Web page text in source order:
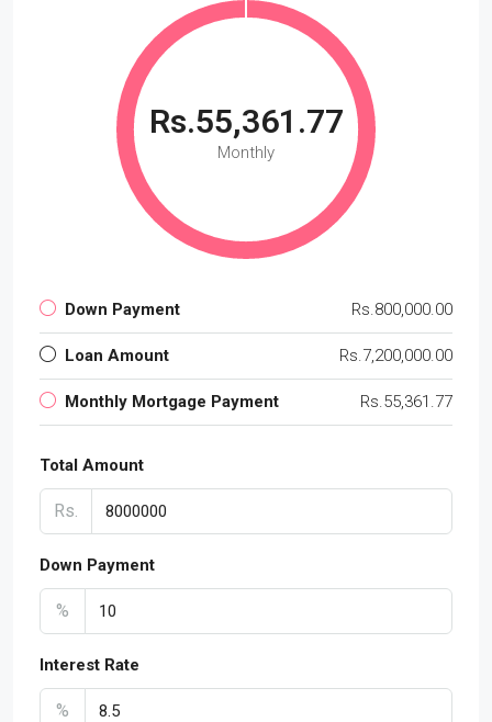
Rs.55,361.77
Monthly
Down Payment Rs.800,000.00
Loan Amount Rs.7,200,000.00
Monthly Mortgage Payment Rs.55,361.77
Total Amount
Rs.
Down Payment
%
Interest Rate
%